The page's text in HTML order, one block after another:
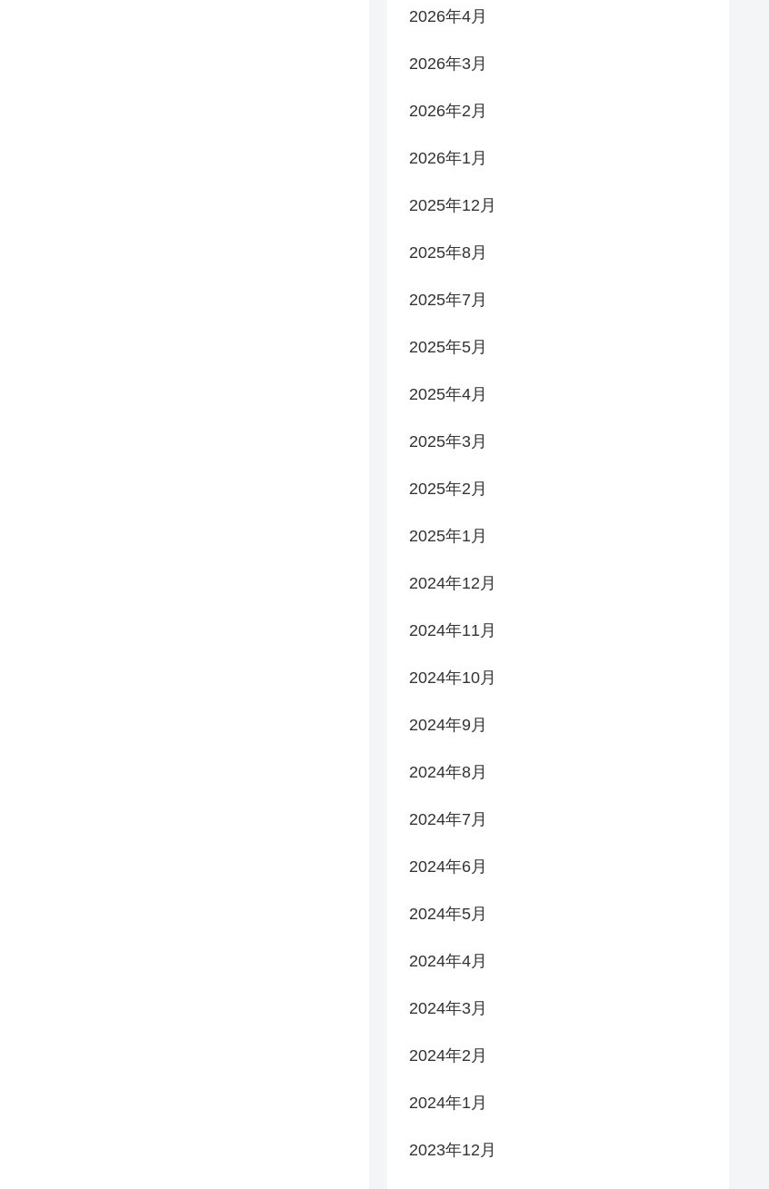
2026年4月
2026年3月
2026年2月
2026年1月
2025年12月
2025年8月
2025年7月
2025年5月
2025年4月
2025年3月
2025年2月
2025年1月
2024年12月
2024年11月
2024年10月
2024年9月
2024年8月
2024年7月
2024年6月
2024年5月
2024年4月
2024年3月
2024年2月
2024年1月
2023年12月